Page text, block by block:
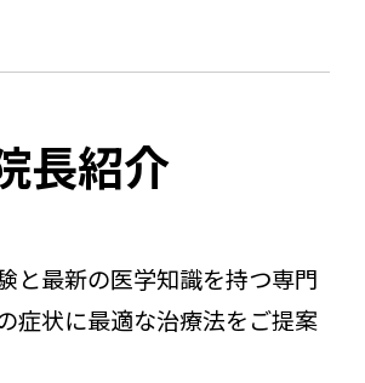
長紹介
と最新の医学知識を持つ専門
症状に最適な治療法をご提案